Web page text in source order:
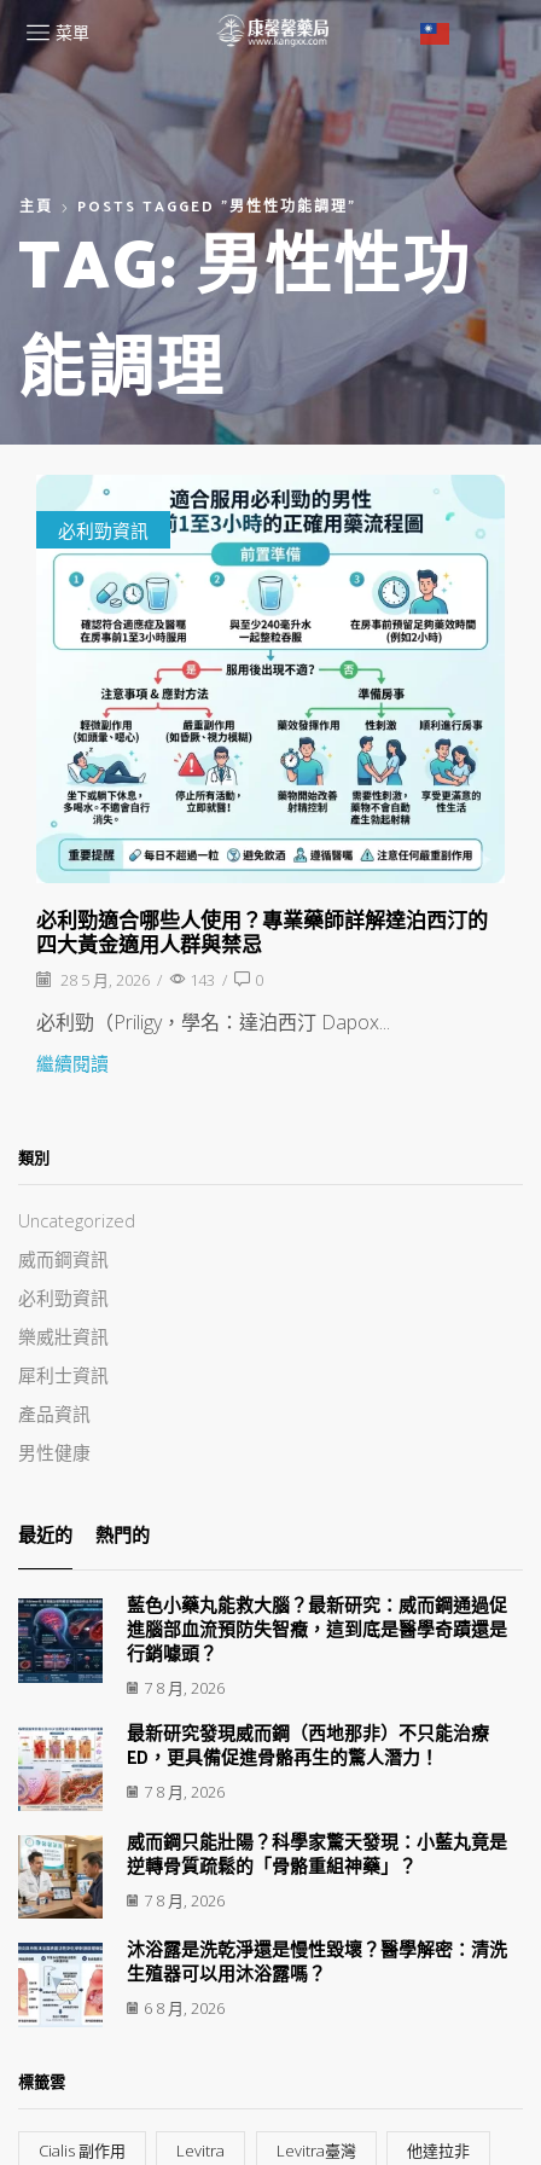
菜單
主頁 POSTS TAGGED "男性性功能調理"
TAG: 男性性功
能調理
必利勁資訊
必利勁適合哪些人使用？專業藥師詳解達泊西汀的
四大黃金適用人群與禁忌
28 5 月, 2026 / 143 / 0
必利勁（Priligy，學名：達泊西汀 Dapox...
繼續閱讀
類別
Uncategorized
威而鋼資訊
必利勁資訊
樂威壯資訊
犀利士資訊
產品資訊
男性健康
最近的 熱門的
藍色小藥丸能救大腦？最新研究：威而鋼通過促
進腦部血流預防失智癥，這到底是醫學奇蹟還是
行銷噱頭？
7 8 月, 2026
最新研究發現威而鋼（西地那非）不只能治療
ED，更具備促進骨骼再生的驚人潛力！
7 8 月, 2026
威而鋼只能壯陽？科學家驚天發現：小藍丸竟是
逆轉骨質疏鬆的「骨骼重組神藥」？
7 8 月, 2026
沐浴露是洗乾淨還是慢性毀壞？醫學解密：清洗
生殖器可以用沐浴露嗎？
6 8 月, 2026
標籤雲
Cialis 副作用 Levitra Levitra臺灣 他達拉非